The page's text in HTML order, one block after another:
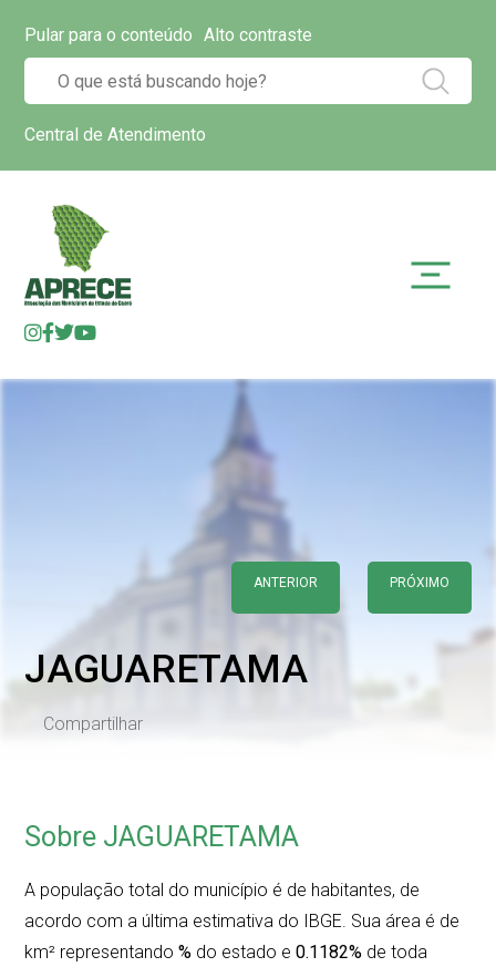
Pular para o conteúdo Alto contraste
Central de Atendimento
ANTERIOR PRÓXIMO
JAGUARETAMA
Compartilhar
Sobre JAGUARETAMA
A população total do município é de habitantes, de
acordo com a última estimativa do IBGE. Sua área é de
km² representando % do estado e 0.1182% de toda